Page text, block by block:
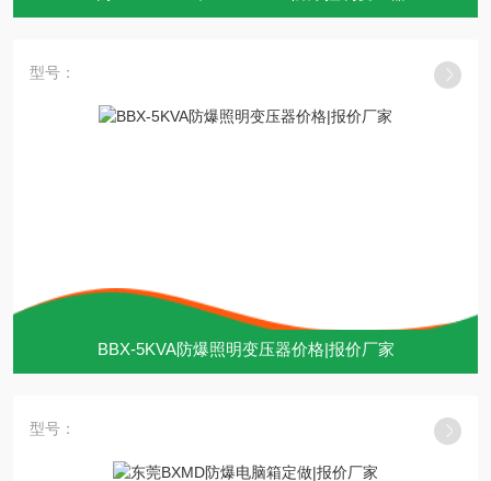
型号：
BBX-5KVA防爆照明变压器价格|报价厂家
型号：